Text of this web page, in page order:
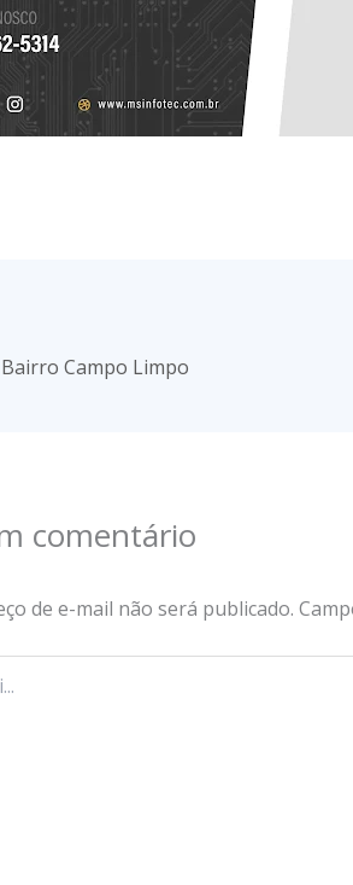
Campo Limpo
comentário
de e-mail não será publicado.